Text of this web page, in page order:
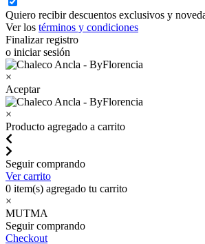
Quiero recibir descuentos exclusivos y
Ver los términos y condiciones
Finalizar registro
o iniciar sesión
×
Aceptar
×
Producto agregado a carrito
Seguir comprando
Ver carrito
0 item(s) agregado tu carrito
×
MUTMA
Seguir comprando
Checkout